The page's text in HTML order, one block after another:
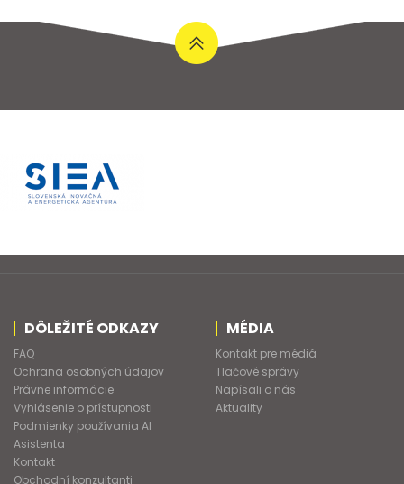
DÔLEŽITÉ ODKAZY
FAQ
Ochrana osobných údajov
Právne informácie
Vyhlásenie o prístupnosti
Podmienky používania AI
Asistenta
Kontakt
Obchodní konzultanti
MÉDIA
Kontakt pre médiá
Tlačové správy
Napísali o nás
Aktuality